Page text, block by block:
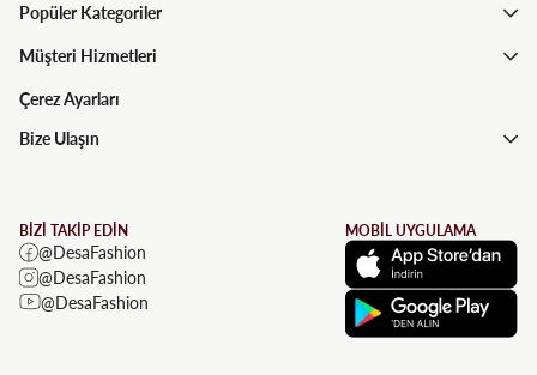
Popüler Kategoriler
Müşteri Hizmetleri
Çerez Ayarları
Bize Ulaşın
BİZİ TAKİP EDİN
@DesaFashion
@DesaFashion
@DesaFashion
MOBİL UYGULAMA